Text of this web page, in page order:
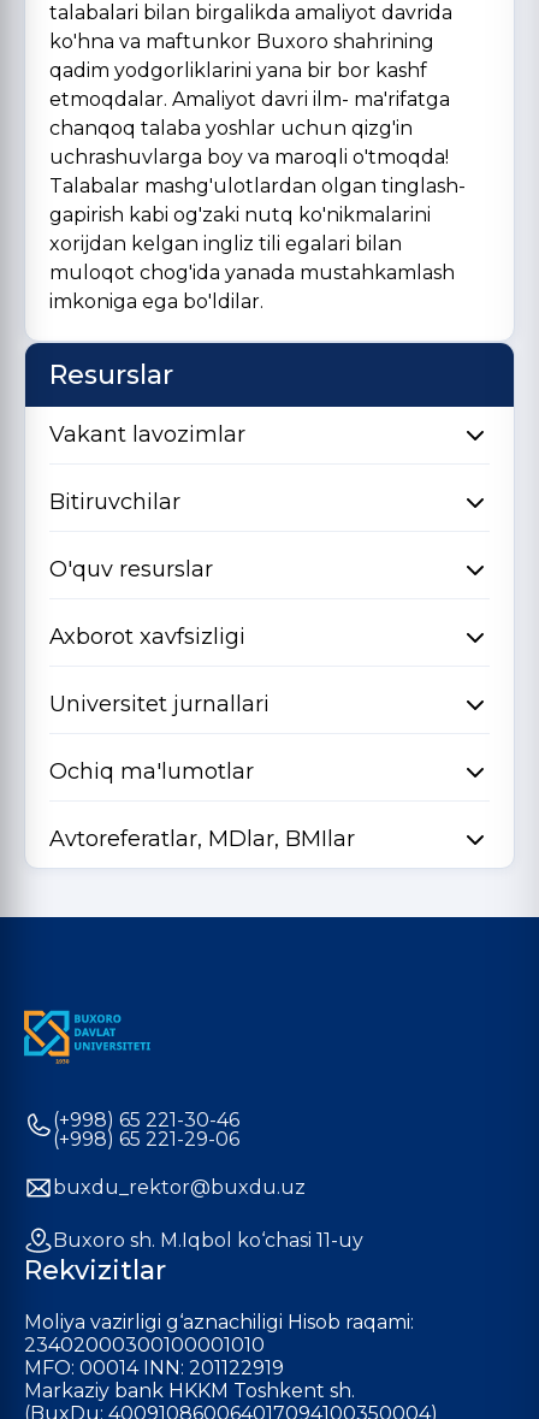
talabalari bilan birgalikda amaliyot davrida
ko'hna va maftunkor Buxoro shahrining
qadim yodgorliklarini yana bir bor kashf
etmoqdalar. Amaliyot davri ilm- ma'rifatga
chanqoq talaba yoshlar uchun qizg'in
uchrashuvlarga boy va maroqli o'tmoqda!
Talabalar mashg'ulotlardan olgan tinglash-
gapirish kabi og'zaki nutq ko'nikmalarini
xorijdan kelgan ingliz tili egalari bilan
muloqot chog'ida yanada mustahkamlash
imkoniga ega bo'ldilar.
Resurslar
Vakant lavozimlar
Bitiruvchilar
O'quv resurslar
Axborot xavfsizligi
Universitet jurnallari
Ochiq ma'lumotlar
Avtoreferatlar, MDlar, BMIlar
(+998) 65 221-30-46
(+998) 65 221-29-06
buxdu_rektor@buxdu.uz
Buxoro sh. M.Iqbol ko‘chasi 11-uy
Rekvizitlar
Moliya vazirligi g‘aznachiligi Hisob raqami:
23402000300100001010
MFO: 00014 INN: 201122919
Markaziy bank HKKM Toshkent sh.
(BuxDu: 400910860064017094100350004)